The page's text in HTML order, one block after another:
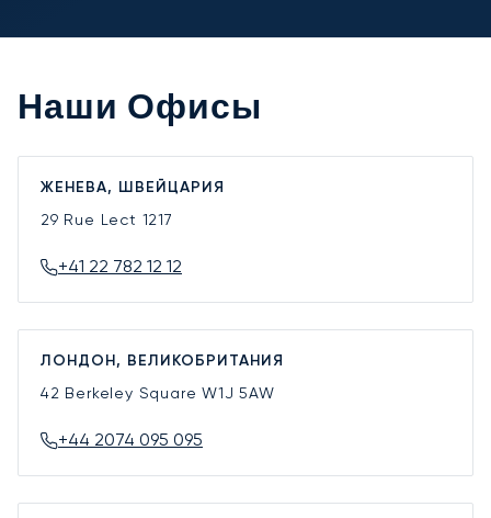
Наши Офисы
ЖЕНЕВА, ШВЕЙЦАРИЯ
29 Rue Lect 1217
+41 22 782 12 12
ЛОНДОН, ВЕЛИКОБРИТАНИЯ
42 Berkeley SquareW1J 5AW
+44 2074 095 095